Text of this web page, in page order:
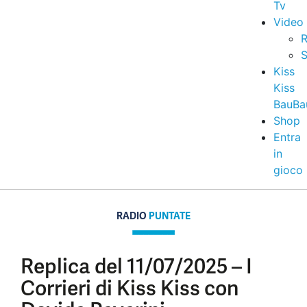
Tv
Video
Kiss
Kiss
Shop
Entra
in
gioco
RADIO PUNTATE
Replica del 11/07/2025 – I
Corrieri di Kiss Kiss con